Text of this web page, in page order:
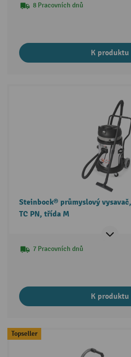
8 Pracovních dnů
K produktu
Steinbock® průmyslový
TC PN, třída M
7 Pracovních dnů
K produktu
Topseller